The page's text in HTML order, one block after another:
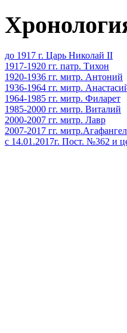
до 1917 г. Царь Николай II
1917-1920 гг. патр. Тихон
1920-1936 гг. митр. Антоний
1936-1964 гг. митр.
1964-1985 гг. митр. Филарет
1985-2000 гг. митр. Виталий
2000-2007 гг. митр. Лавр
2007-2017 гг. митр.Агафангел
с 14.01.2017г. Пост. №362 и